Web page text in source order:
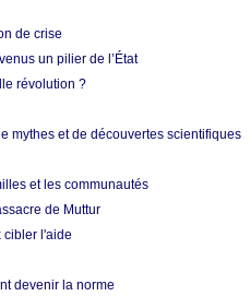
de crise
un pilier de l’État
révolution ?
mythes et de découvertes scientifiques
et les communautés
de Muttur
cibler l'aide
devenir la norme